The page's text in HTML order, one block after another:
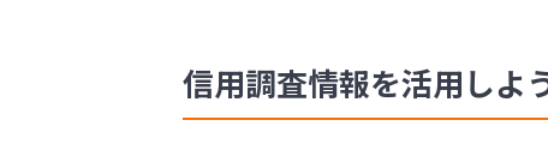
信用調査情報を活用しよう